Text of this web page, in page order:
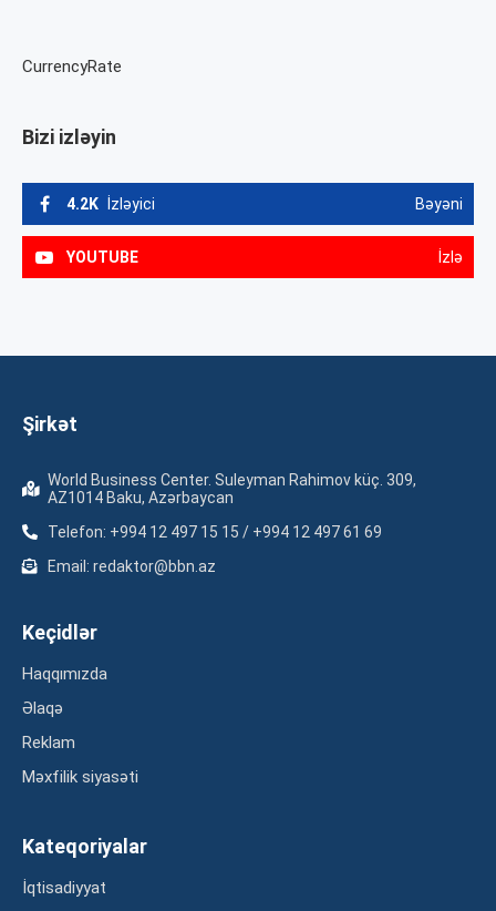
CurrencyRate
Bizi izləyin
4.2K İzləyici Bəyəni
YOUTUBE İzlə
Şirkət
World Business Center. Suleyman Rahimov küç. 309,
AZ1014 Baku, Azərbaycan
Telefon: +994 12 497 15 15 / +994 12 497 61 69
Email: redaktor@bbn.az
Keçidlər
Haqqımızda
Əlaqə
Reklam
Məxfilik siyasəti
Kateqoriyalar
İqtisadiyyat